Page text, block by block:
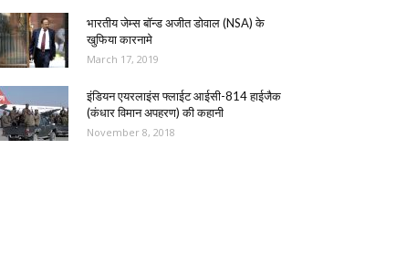
भारतीय जेम्स बॉन्ड अजीत डोवाल (NSA) के
खुफिया कारनामे
March 17, 2019
इंडियन एयरलाइंस फ्लाईट आईसी-814 हाईजैक
(कंधार विमान अपहरण) की कहानी
November 8, 2018